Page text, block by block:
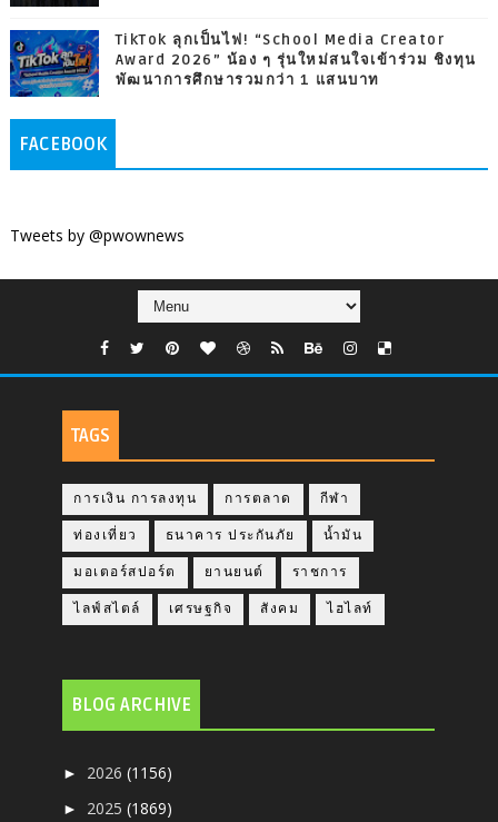
TikTok ลุกเป็นไฟ! “School Media Creator
Award 2026” น้อง ๆ รุ่นใหม่สนใจเข้าร่วม ชิงทุน
พัฒนาการศึกษารวมกว่า 1 แสนบาท
FACEBOOK
Tweets by @pwownews
TAGS
การเงิน การลงทุน การตลาด กีฬา
ท่องเที่ยว ธนาคาร ประกันภัย น้ำมัน
มอเตอร์สปอร์ต ยานยนต์ ราชการ
ไลฟ์สไตล์ เศรษฐกิจ สังคม ไฮไลท์
BLOG ARCHIVE
► 2026(1156)
► 2025(1869)